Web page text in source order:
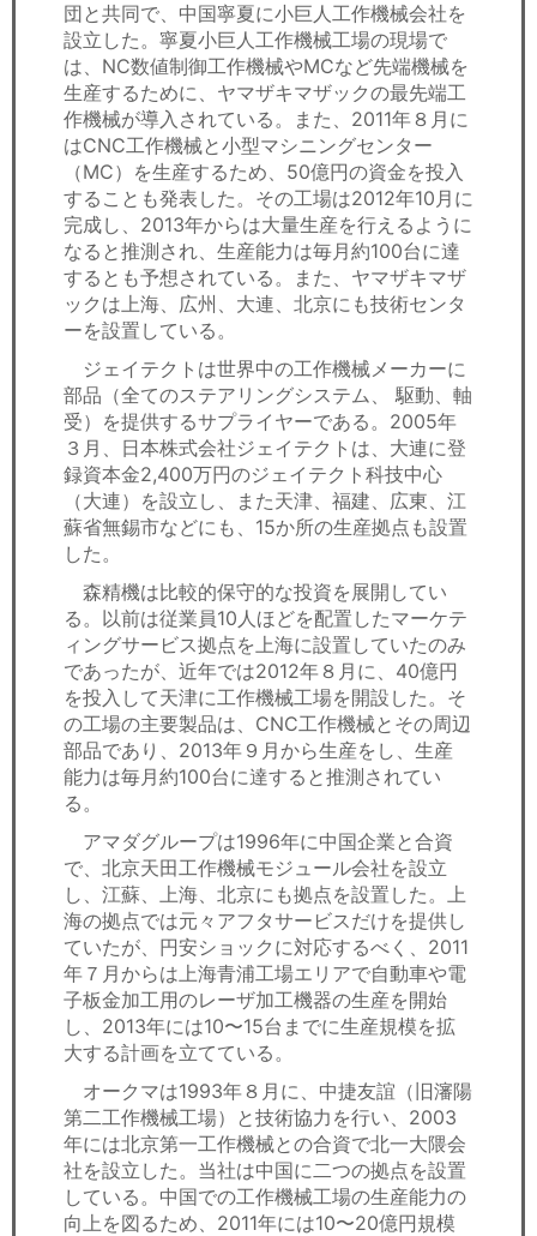
飲食店情報
団と共同で、中国寧夏に小巨人工作機械会社を
設立した。寧夏小巨人工作機械工場の現場で
は、NC数値制御工作機械やMCなど先端機械を
生産するために、ヤマザキマザックの最先端工
作機械が導入されている。また、2011年８月に
はCNC工作機械と小型マシニングセンター
（MC）を生産するため、50億円の資金を投入
することも発表した。その工場は2012年10月に
完成し、2013年からは大量生産を行えるように
なると推測され、生産能力は毎月約100台に達
するとも予想されている。また、ヤマザキマザ
ックは上海、広州、大連、北京にも技術センタ
ーを設置している。
ジェイテクトは世界中の工作機械メーカーに
部品（全てのステアリングシステム、 駆動、軸
受）を提供するサプライヤーである。2005年
３月、日本株式会社ジェイテクトは、大連に登
録資本金2,400万円のジェイテクト科技中心
（大連）を設立し、また天津、福建、広東、江
蘇省無錫市などにも、15か所の生産拠点も設置
した。
森精機は比較的保守的な投資を展開してい
る。以前は従業員10人ほどを配置したマーケテ
ィングサービス拠点を上海に設置していたのみ
であったが、近年では2012年８月に、40億円
を投入して天津に工作機械工場を開設した。そ
の工場の主要製品は、CNC工作機械とその周辺
部品であり、2013年９月から生産をし、生産
能力は毎月約100台に達すると推測されてい
る。
アマダグループは1996年に中国企業と合資
で、北京天田工作機械モジュール会社を設立
し、江蘇、上海、北京にも拠点を設置した。上
海の拠点では元々アフタサービスだけを提供し
ていたが、円安ショックに対応するべく、2011
年７月からは上海青浦工場エリアで自動車や電
子板金加工用のレーザ加工機器の生産を開始
し、2013年には10〜15台までに生産規模を拡
大する計画を立てている。
オークマは1993年８月に、中捷友誼（旧瀋陽
第二工作機械工場）と技術協力を行い、2003
年には北京第一工作機械との合資で北一大隈会
社を設立した。当社は中国に二つの拠点を設置
している。中国での工作機械工場の生産能力の
向上を図るため、2011年には10〜20億円規模